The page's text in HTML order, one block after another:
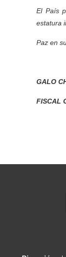
El País
estatura
Paz en
GALO
FISCAL